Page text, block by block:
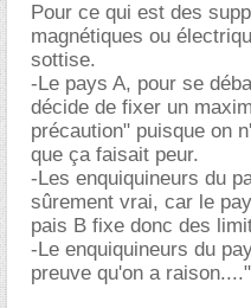
Pour ce qui est des
magnétiques ou
sottise.
-Le pays A, pour se
décide de fixer un
précaution" puisque on
que ça faisait peur.
-Les enquiquineurs du
sûrement vrai, car le
pais B fixe donc des
-Le enquiquineurs du
preuve qu'on a